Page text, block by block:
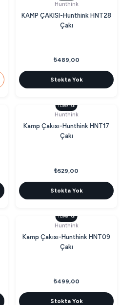
Hunthink
KAMP ÇAKISI-Hunthink HNT28
Çakı
₺489,00
Stokta Yok
Tükendi
Hunthink
Kamp Çakısı-Hunthink HNT17
Çakı
₺529,00
Stokta Yok
Tükendi
Hunthink
Kamp Çakısı-Hunthink HNT09
Çakı
₺499,00
Stokta Yok